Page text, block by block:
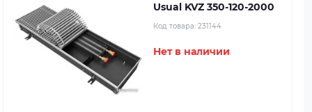
Usual KVZ 350-120-2000
Код товара: 231144
Нет в наличии